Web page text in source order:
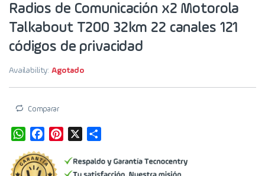
Radios de Comunicación x2 Motorola
Talkabout T200 32km 22 canales 121
códigos de privacidad
Availability:Agotado
Comparar
h
a
i
h